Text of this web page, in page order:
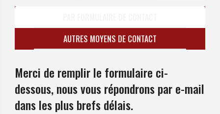
AUTRES MOYENS DE CONTACT
Merci de remplir le formulaire ci-
dessous, nous vous répondrons par e-mail
dans les plus brefs délais.